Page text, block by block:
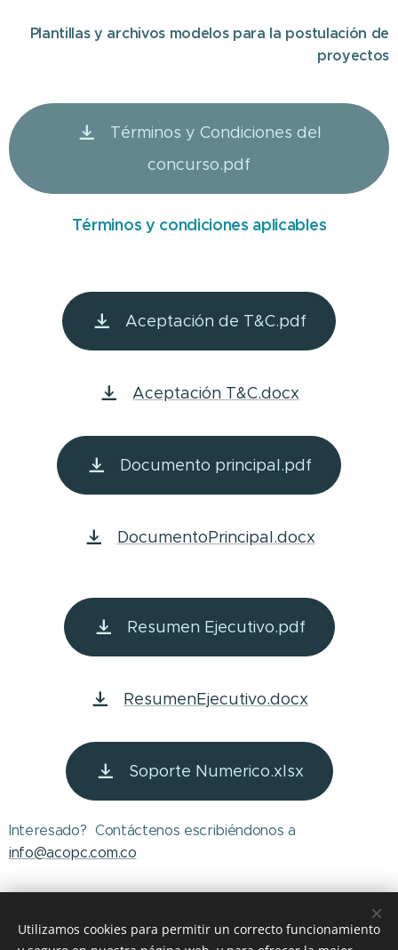
Plantillas y archivos modelos para la postulación de
proyectos
Términos y Condiciones del
concurso.pdf
Términos y condiciones aplicables
Aceptación de T&C.pdf
Aceptación T&C.docx
Documento principal.pdf
DocumentoPrincipal.docx
Resumen Ejecutivo.pdf
ResumenEjecutivo.docx
Soporte Numerico.xlsx
Interesado? Contáctenos escribiéndonos a
info@acopc.com.co
ACOPC. Todos los derechos reservados.
Utilizamos cookies para permitir un correcto funcionamiento